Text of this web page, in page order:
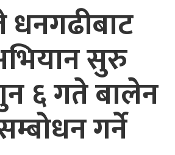
धनगढीबाट
सुरु
६ गते बालेन
गर्ने